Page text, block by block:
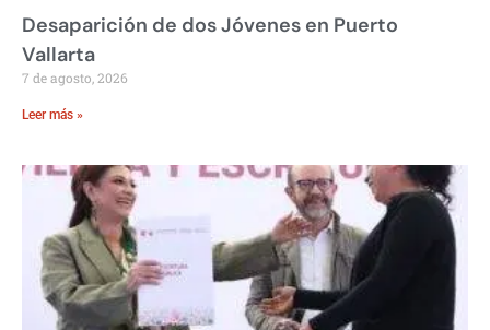
Desaparición de dos Jóvenes en Puerto
Vallarta
7 de agosto, 2026
Leer más »